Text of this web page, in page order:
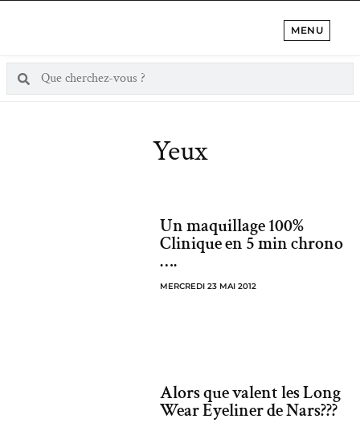
MENU
Yeux
Un maquillage 100%
Clinique en 5 min chrono
….
MERCREDI 23 MAI 2012
Alors que valent les Long
Wear Eyeliner de Nars???